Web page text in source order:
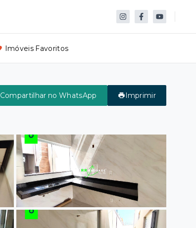
Imóveis Favoritos
Compartilhar no WhatsApp Imprimir